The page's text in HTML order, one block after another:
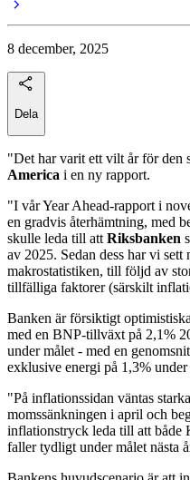
8 december, 2025
Dela
"Det har varit ett vilt år för den
America i en ny rapport.
"I vår Year Ahead-rapport i
en gradvis återhämtning, med
skulle leda till att Riksbanken
av 2025. Sedan dess har vi
makrostatistiken, till följd av
tillfälliga faktorer (särskilt
Banken är försiktigt
med en BNP-tillväxt på 2,1%
under målet - med en
exklusive energi på 1,3% under
"På inflationssidan väntas
momssänkningen i april och
inflationstryck leda till att både
faller tydligt under målet nästa